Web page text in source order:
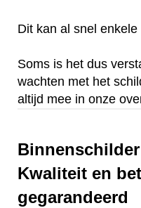
Dit kan al snel
Soms is het dus
wachten met het
altijd mee in onze
Kwaliteit en
gegarandeerd